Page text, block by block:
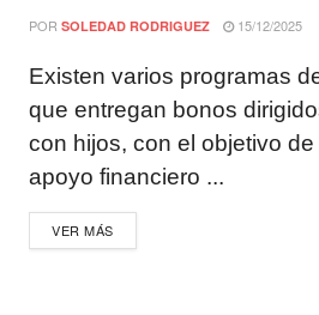
POR SOLEDAD RODRIGUEZ 15/12/2025
Existen varios programas
que entregan bonos
con hijos, con el objetivo
apoyo financiero ...
VER MÁS